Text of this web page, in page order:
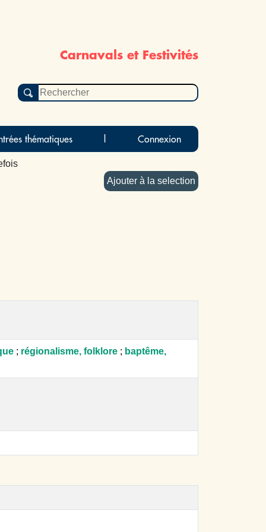
Carnavals et Festivités
thématiques Connexion
Ajouter à la selection
; régionalisme, folklore ; baptême,